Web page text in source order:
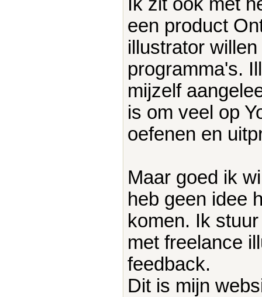
een product
illustrator
programma's.
mijzelf
is om veel op
oefenen en
Maar goed ik
heb geen idee
komen. Ik
met freelance
feedback.
Dit is mijn